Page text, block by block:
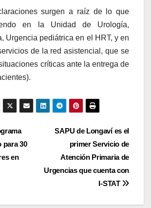
surgen a raíz de lo que
en la Unidad de Urología,
Urgencia pediátrica en el HRT, y en
de la red asistencial, que se
críticas ante la entrega de
SAPU de Longaví es el
primer Servicio de
Atención Primaria de
Urgencias que cuenta con
I-STAT
para 30
en